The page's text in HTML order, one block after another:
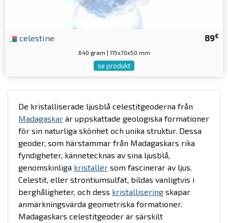
89€
celestine
640 gram | 115x70x50 mm
se produkt
De kristalliserade ljusblå celestitgeoderna från
Madagaskar är uppskattade geologiska formationer
för sin naturliga skönhet och unika struktur. Dessa
geoder, som härstammar från Madagaskars rika
fyndigheter, kännetecknas av sina ljusblå,
genomskinliga kristaller som fascinerar av ljus.
Celestit, eller strontiumsulfat, bildas vanligtvis i
berghåligheter, och dess kristallisering skapar
anmärkningsvärda geometriska formationer.
Madagaskars celestitgeoder är särskilt